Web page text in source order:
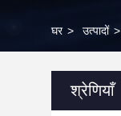
घर > उत्पादों >
श्रेणियाँ